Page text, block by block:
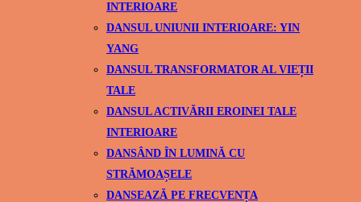
INTERIOARE
DANSUL UNIUNII INTERIOARE: YIN
YANG
DANSUL TRANSFORMATOR AL VIEȚII
TALE
DANSUL ACTIVĂRII EROINEI TALE
INTERIOARE
DANSÂND ÎN LUMINĂ CU
STRĂMOAȘELE
DANSEAZĂ PE FRECVENȚA